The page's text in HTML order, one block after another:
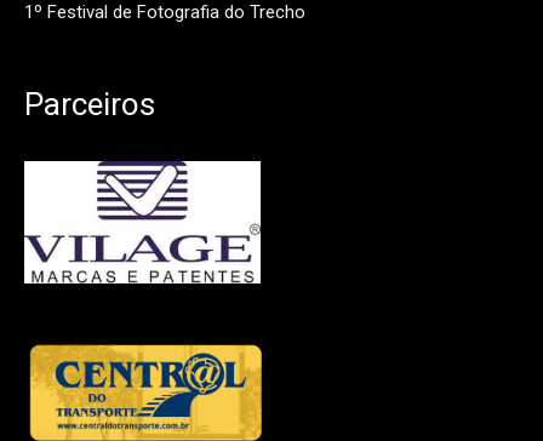
1º Festival de Fotografia do Trecho
Parceiros